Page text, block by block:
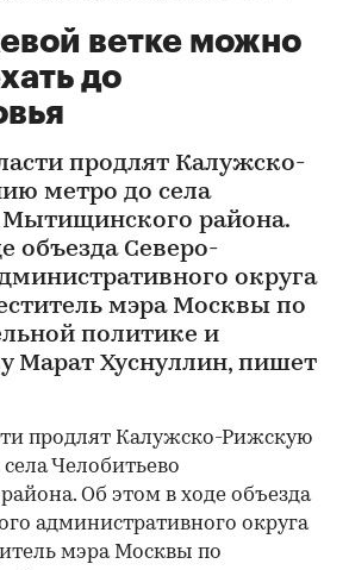
ветке можно
до
продлят Калужско-
метро до села
Мытищинского района.
объезда Северо-
округа
мэра Москвы по
политике и
Марат Хуснуллин, пишет
продлят Калужско-Рижскую
Челобитьево
Об этом в ходе объезда
административного округа
мэра Москвы по